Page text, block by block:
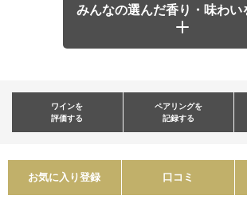
みんなの選んだ香り・味わい
ワインを
評価する
ペアリングを
記録する
お気に入り登録 口コミ